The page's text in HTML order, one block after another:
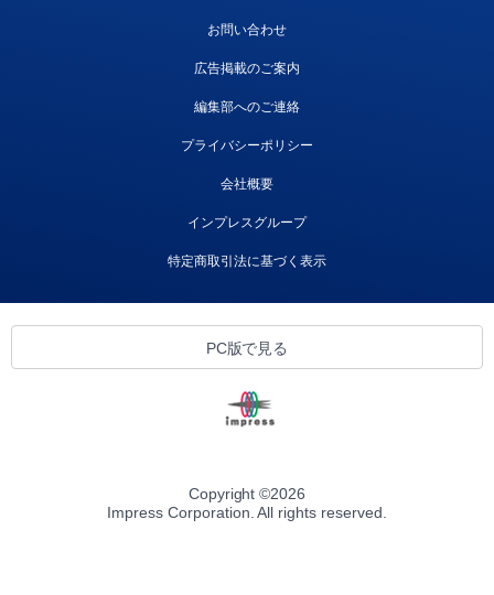
お問い合わせ
広告掲載のご案内
編集部へのご連絡
プライバシーポリシー
会社概要
インプレスグループ
特定商取引法に基づく表示
PC版で見る
Copyright ©2026
Impress Corporation. All rights reserved.